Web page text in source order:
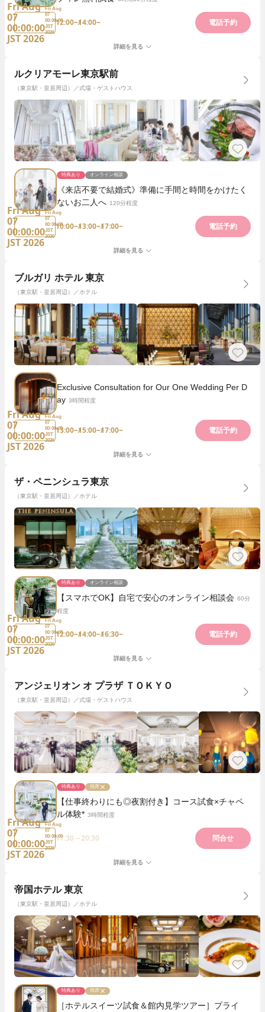
Fri Aug
07
00:00:00
JST 2026
Fri Aug
07
00:00:00
JST
2026
12:00~14:00~ 電話予約
詳細を見る
ルクリアモーレ東京駅前
（東京駅・皇居周辺）／式場・ゲストハウス
特典あり オンライン相談
《来店不要で結婚式》準備に手間と時間をかけたく
ないお二人へ 120分程度
Fri Aug
07
00:00:00
JST 2026
Fri Aug
07
00:00:00
JST
2026
10:00~13:00~17:00~ 電話予約
詳細を見る
ブルガリ ホテル 東京
（東京駅・皇居周辺）／ホテル
Exclusive Consultation for Our One Wedding Per D
ay 3時間程度
Fri Aug
07
00:00:00
JST 2026
Fri Aug
07
00:00:00
JST
2026
13:00~15:00~17:00~ 電話予約
詳細を見る
ザ・ペニンシュラ東京
（東京駅・皇居周辺）／ホテル
特典あり オンライン相談
【スマホでOK】自宅で安心のオンライン相談会 60分
程度
Fri Aug
07
00:00:00
JST 2026
Fri Aug
07
00:00:00
JST
2026
12:00~14:00~16:30~ 電話予約
詳細を見る
アンジェリオン オ プラザ ＴＯＫＹＯ
（東京駅・皇居周辺）／式場・ゲストハウス
特典あり 残席
【仕事終わりにも◎夜割付き】コース試食×チャペ
ル体験* 3時間程度
Fri Aug
07
00:00:00
JST 2026
Fri Aug
07
00:00:00
JST
2026
17:30～20:30 問合せ
詳細を見る
帝国ホテル 東京
（東京駅・皇居周辺）／ホテル
特典あり 残席
［ホテルスイーツ試食＆館内見学ツアー］プライ